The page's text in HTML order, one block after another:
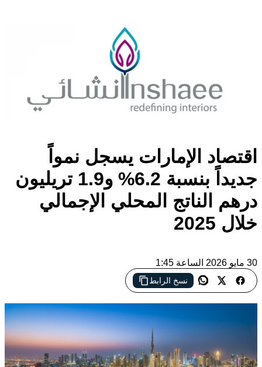
اقتصاد الإمارات يسجل نمواً
جديداً بنسبة 6.2% و1.9 تريليون
درهم الناتج المحلي الإجمالي
خلال 2025
30 مايو 2026 الساعة 1:45
نسخ الرابط